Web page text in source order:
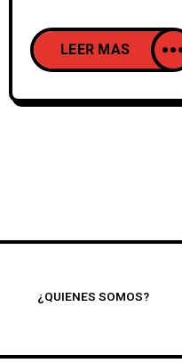
LEER MAS
¿QUIENES SOMOS?